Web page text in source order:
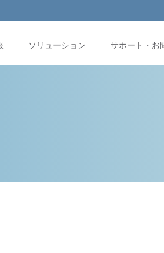
ソリューション サポート・お